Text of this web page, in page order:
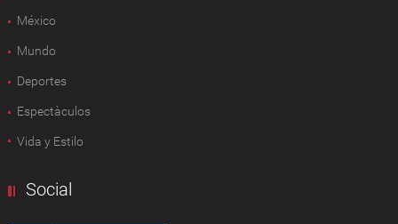
México
Mundo
Deportes
Espectàculos
Vida y Estilo
Social